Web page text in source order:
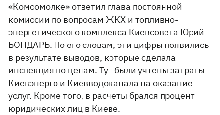
«Комсомолке» ответил глава постоянной
комиссии по вопросам ЖКХ и топливно-
энергетического комплекса Киевсовета Юрий
БОНДАРЬ. По его словам, эти цифры появились
в результате выводов, которые сделала
инспекция по ценам. Тут были учтены затраты
Киевэнерго и Киевводоканала на оказание
услуг. Кроме того, в расчеты брался процент
юридических лиц в Киеве.